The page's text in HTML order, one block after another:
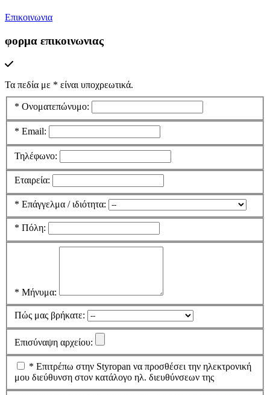
Επικοινωνια
φορμα επικοινωνιας
Τα πεδία με * είναι υποχρεωτικά.
* Ονοματεπώνυμο:
* Email:
Τηλέφωνο:
Εταιρεία:
* Επάγγελμα / ιδιότητα:
* Πόλη:
* Μήνυμα:
Πώς μας βρήκατε:
Επισύναψη αρχείου:
* Επιτρέπω στην Styropan να προσθέσει την ηλεκτρονική
μου διεύθυνση στον κατάλογο ηλ. διευθύνσεων της